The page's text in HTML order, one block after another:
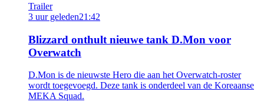
Trailer
3 uur geleden21:42
Blizzard onthult nieuwe tank D.Mon voor
Overwatch
D.Mon is de nieuwste Hero die aan het Overwatch-roster
wordt toegevoegd. Deze tank is onderdeel van de Koreaanse
MEKA Squad.